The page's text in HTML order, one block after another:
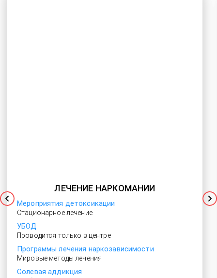
ЛЕЧЕНИЕ НАРКОМАНИИ
Мероприятия детоксикации
Стационарное лечение
УБОД
Проводится только в центре
Программы лечения наркозависимости
Мировые методы лечения
Солевая аддикция